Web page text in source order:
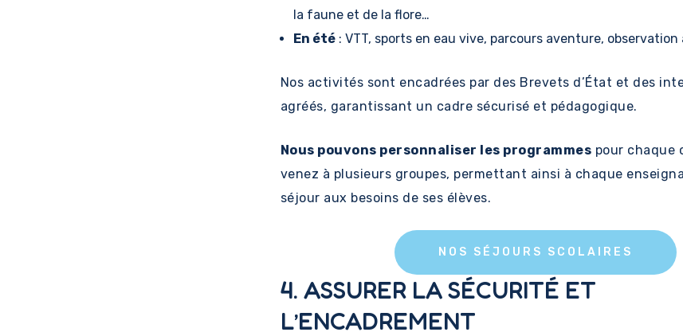
la faune et de la flore…
En été: VTT, sports en eau vive, parcours aventure,
Nos activités sont encadrées par des Brevets d’État et des
agréés, garantissant un cadre sécurisé et pédagogique.
Nous pouvons personnaliser les programmes pour chaque
venez à plusieurs groupes, permettant ainsi à chaque
séjour aux besoins de ses élèves.
NOS SÉJOURS SCOLAIRES
4. ASSURER LA SÉCURITÉ ET
L’ENCADREMENT